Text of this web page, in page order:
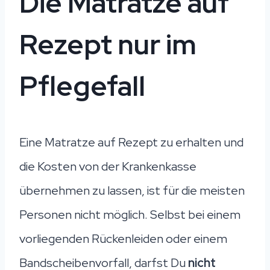
Rezept nur im
Pflegefall
Eine Matratze auf Rezept zu erhalten und
die Kosten von der Krankenkasse
übernehmen zu lassen, ist für die meisten
Personen nicht möglich. Selbst bei einem
vorliegenden Rückenleiden oder einem
Bandscheibenvorfall, darfst Dunicht